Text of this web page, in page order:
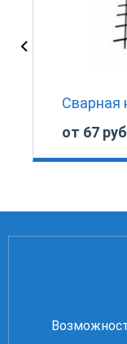
Сварная
от 67